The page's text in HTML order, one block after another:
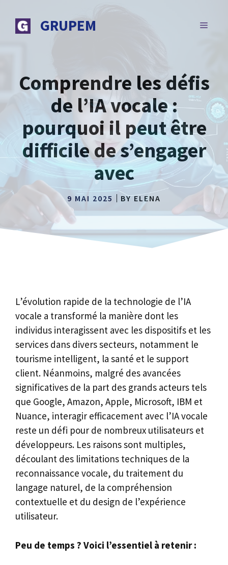
contenu
GRUPEM MENU
Comprendre les défis
de l’IA vocale :
pourquoi il peut être
difficile de s’engager
avec
9 MAI 2025 BYELENA
L’évolution rapide de la technologie de l’IA
vocale a transformé la manière dont les
individus interagissent avec les dispositifs et les
services dans divers secteurs, notamment le
tourisme intelligent, la santé et le support
client. Néanmoins, malgré des avancées
significatives de la part des grands acteurs tels
que Google, Amazon, Apple, Microsoft, IBM et
Nuance, interagir efficacement avec l’IA vocale
reste un défi pour de nombreux utilisateurs et
développeurs. Les raisons sont multiples,
découlant des limitations techniques de la
reconnaissance vocale, du traitement du
langage naturel, de la compréhension
contextuelle et du design de l’expérience
utilisateur.
Peu de temps ? Voici l’essentiel à retenir :